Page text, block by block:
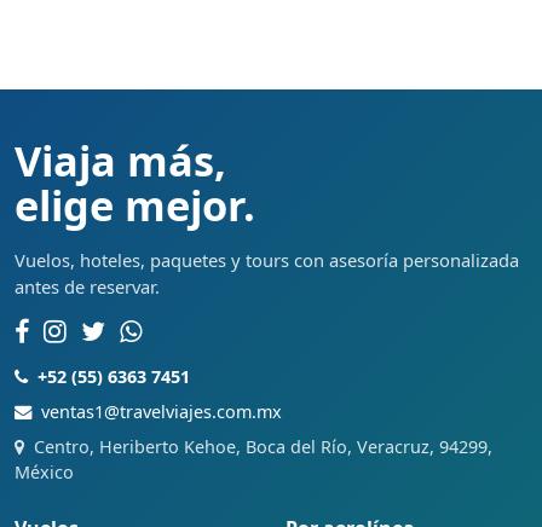
Viaja más,
elige mejor.
Vuelos, hoteles, paquetes y tours con asesoría personalizada
antes de reservar.
+52 (55) 6363 7451
ventas1@travelviajes.com.mx
Centro, Heriberto Kehoe, Boca del Río, Veracruz, 94299,
México